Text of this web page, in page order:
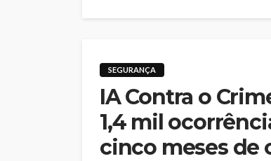
SEGURANÇA
IA Contra o
1,4 mil
cinco meses de